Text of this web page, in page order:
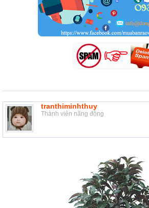
tranthiminhthuy
Thành viên năng động